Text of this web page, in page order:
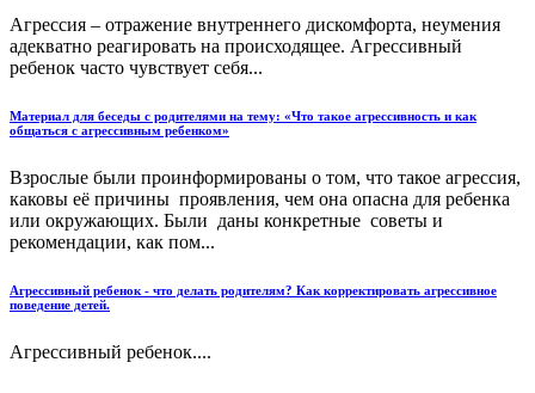
Агрессия – отражение внутреннего дискомфорта, неумения
адекватно реагировать на происходящее. Агрессивный
ребенок часто чувствует себя...
Материал для беседы с родителями на тему: «Что такое агрессивность и как
общаться с агрессивным ребенком»
Взрослые были проинформированы о том, что такое агрессия,
каковы её причины проявления, чем она опасна для ребенка
или окружающих. Были даны конкретные советы и
рекомендации, как пом...
Агрессивный ребенок - что делать родителям? Как корректировать агрессивное
поведение детей.
Агрессивный ребенок....